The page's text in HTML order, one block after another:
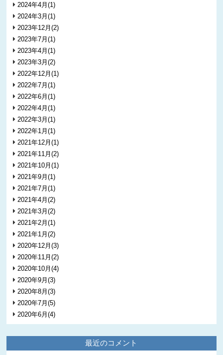
2024年4月(1)
2024年3月(1)
2023年12月(2)
2023年7月(1)
2023年4月(1)
2023年3月(2)
2022年12月(1)
2022年7月(1)
2022年6月(1)
2022年4月(1)
2022年3月(1)
2022年1月(1)
2021年12月(1)
2021年11月(2)
2021年10月(1)
2021年9月(1)
2021年7月(1)
2021年4月(2)
2021年3月(2)
2021年2月(1)
2021年1月(2)
2020年12月(3)
2020年11月(2)
2020年10月(4)
2020年9月(3)
2020年8月(3)
2020年7月(5)
2020年6月(4)
最近のコメント